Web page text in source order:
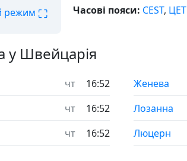
режим ⛶
Часові пояси: CEST, ЦЕТ
у Швейцарія
чт
16:52
чт
16:52
чт 16:52
Женева
Лозанна
Люцерн